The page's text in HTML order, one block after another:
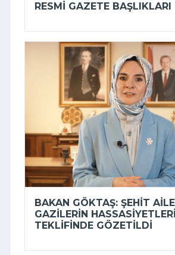
RESMI GAZETE BAŞLIKLARI
BAKAN GÖKTAŞ: ŞEHIT
GAZILERIN
TEKLIFINDE GÖZETILDI